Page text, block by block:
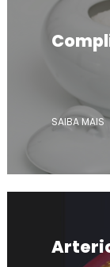
SAIBA MAIS